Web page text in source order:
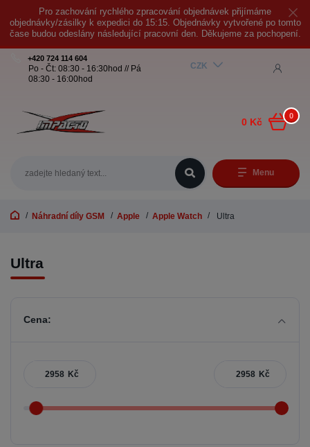
Pro zachování rychlého zpracování objednávek přijímáme
objednávky/zásilky k expedici do 15:15. Objednávky vytvořené po tomto
čase budou odeslány následující pracovní den. Děkujeme za pochopení.
Menu
CZK
+420 724 114 604
Po - Čt: 08:30 - 16:30hod // Pá
08:30 - 16:00hod
0
0 Kč
Náhradní díly GSM Apple Apple Watch Ultra
Ultra
Cena:
Kč Kč